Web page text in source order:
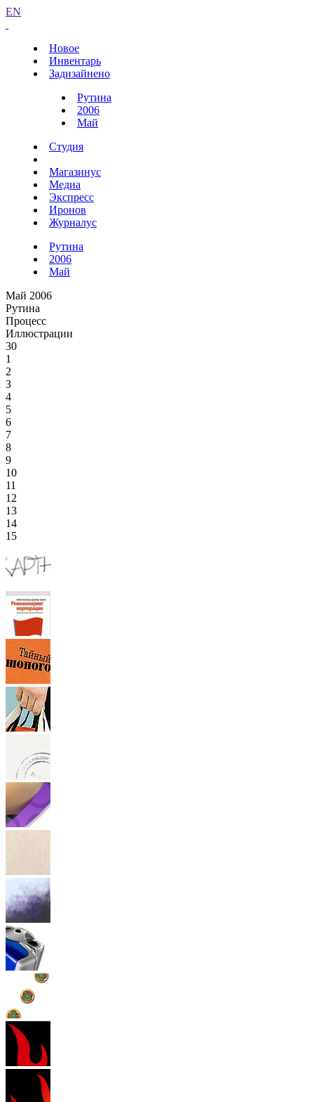
EN
Новое
Инвентарь
Задизайнено
Рутина
2006
Май
Студия
Магазинус
Медиа
Экспресс
Иронов
Журналус
Рутина
2006
Май
Май 2006
Рутина
Процесс
Иллюстрации
30
1
2
3
4
5
6
7
8
9
10
11
12
13
14
15